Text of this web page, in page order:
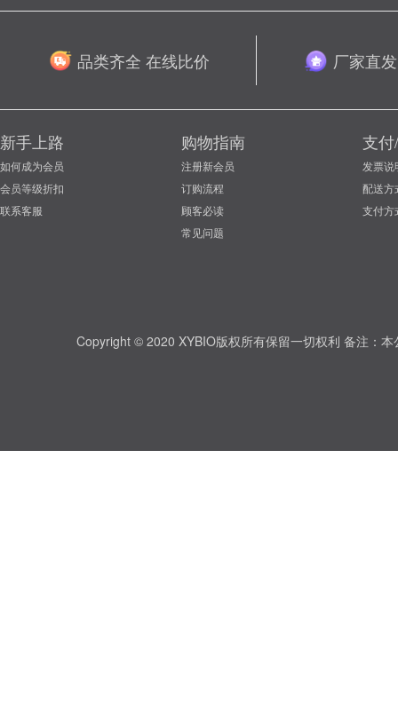
品类齐全 在线比价 厂家直
新手上路
如何成为会员
会员等级折扣
联系客服
购物指南
注册新会员
订购流程
顾客必读
常见问题
支
发票说
配送方
支付方
Copyright © 2020 XYBIO版权所有保留一切权利 备注：